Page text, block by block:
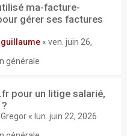
ma-facture-
gérer ses factures
guillaume « ven. juin 26,
générale
pour un litige salarié,
Gregor « lun. juin 22, 2026